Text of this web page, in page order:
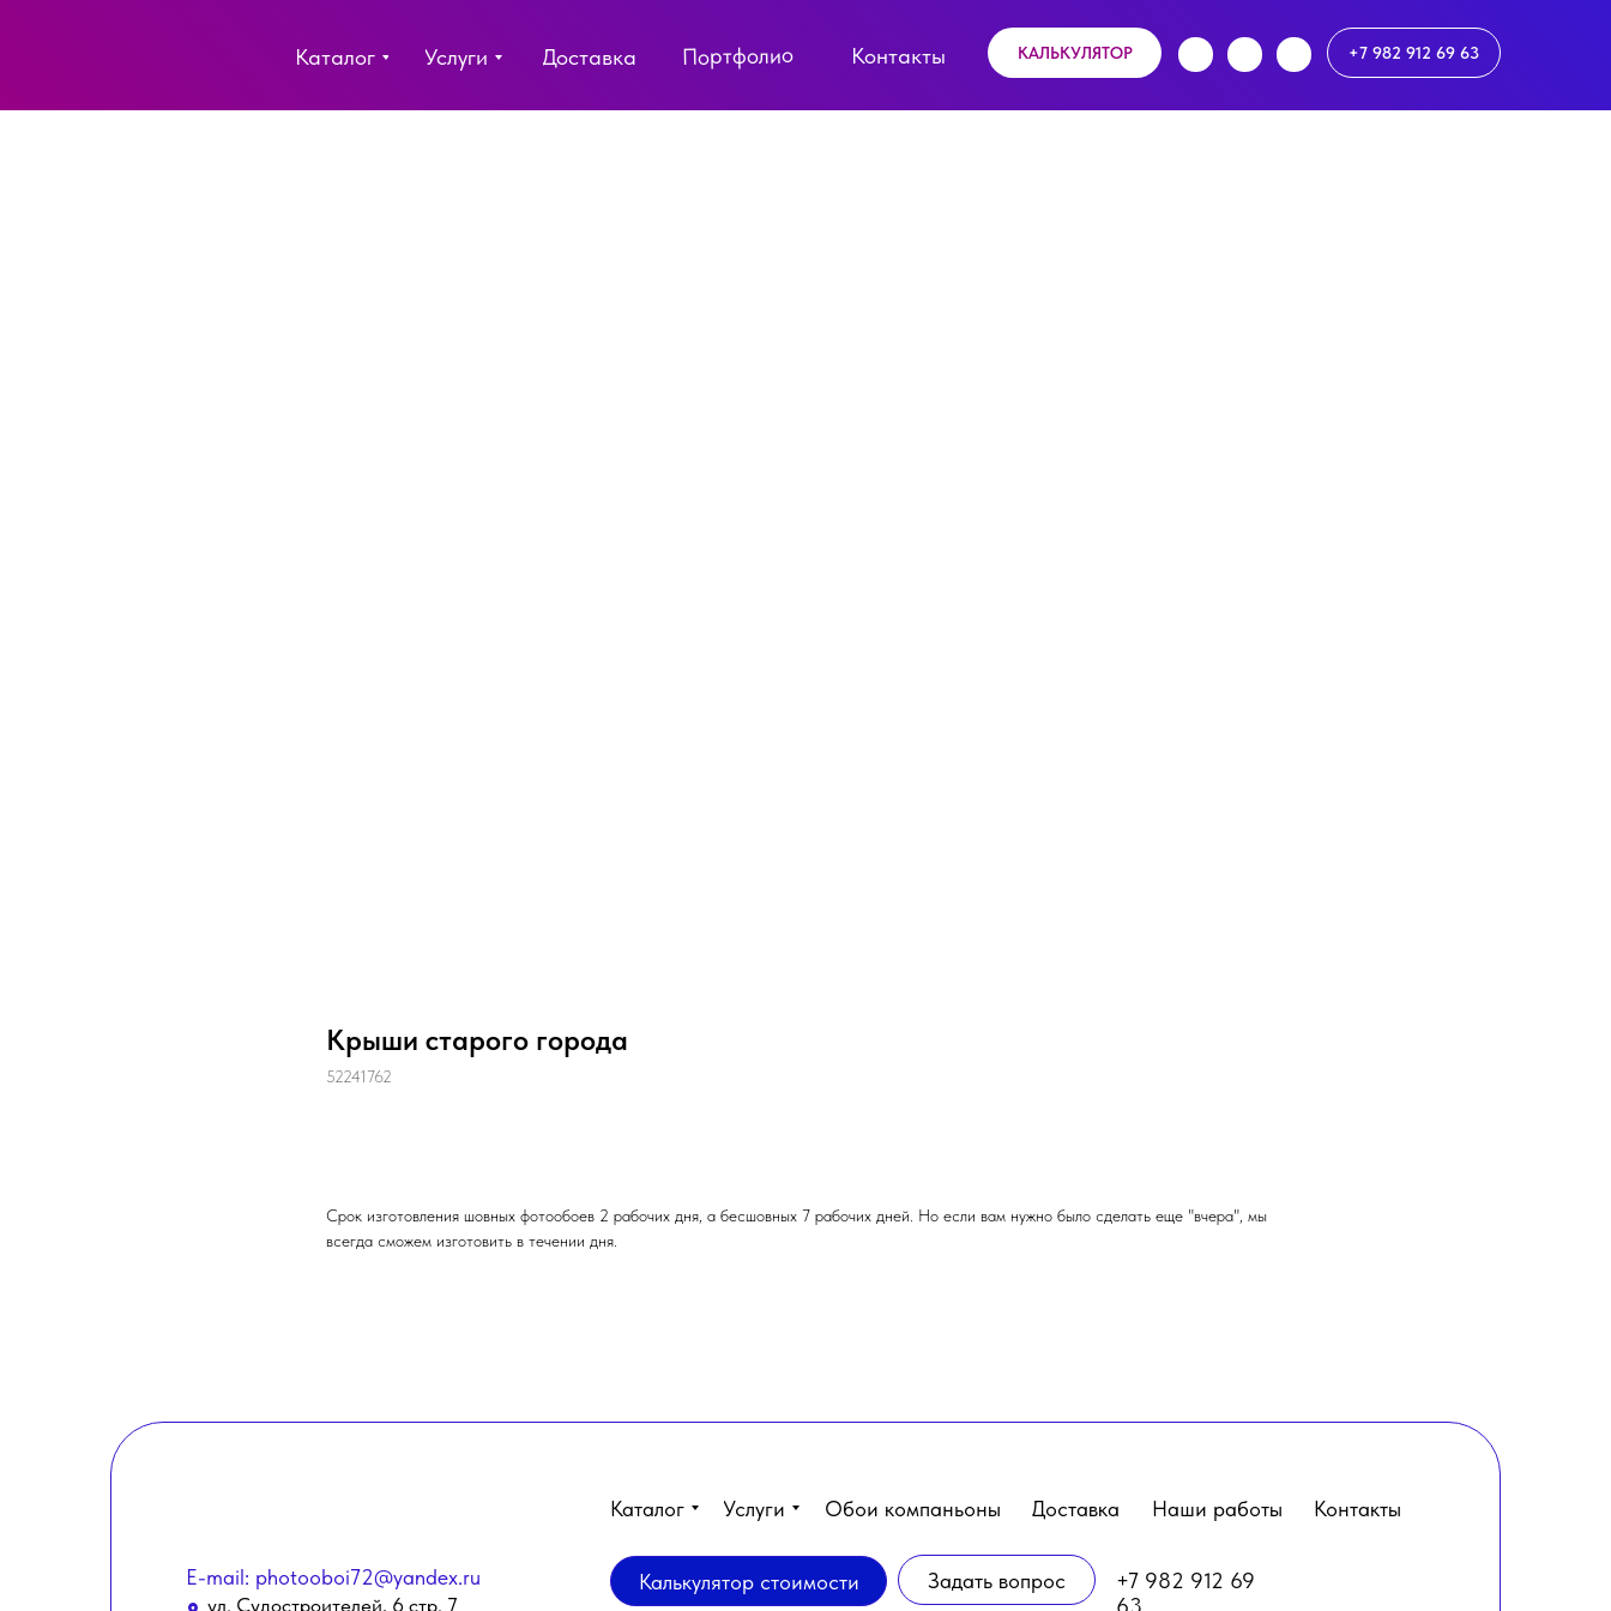
Контакты
Портфолио
Доставка
Услуги
Каталог +7 982 912 69 63
КАЛЬКУЛЯТОР
Крыши старого города
52241762
Срок изготовления шовных фотообоев 2 рабочих дня, а бесшовных 7 рабочих дней. Но если вам нужно было сделать еще "вчера", мы
всегда сможем изготовить в течении дня.
Задать вопрос
Контакты
Наши работы
Доставка
Обои компаньоны
Услуги
Каталог
Калькулятор стоимости
ул. Судостроителей, 6 стр. 7
E-mail: photooboi72@yandex.ru
+7 982 912 69
63